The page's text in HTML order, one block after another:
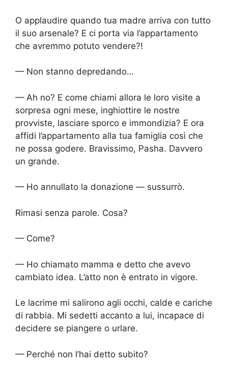
O applaudire quando tua madre arriva con tutto
il suo arsenale? E ci porta via l’appartamento
che avremmo potuto vendere?!
— Non stanno depredando…
— Ah no? E come chiami allora le loro visite a
sorpresa ogni mese, inghiottire le nostre
provviste, lasciare sporco e immondizia? E ora
affidi l’appartamento alla tua famiglia così che
ne possa godere. Bravissimo, Pasha. Davvero
un grande.
— Ho annullato la donazione — sussurrò.
Rimasi senza parole. Cosa?
— Come?
— Ho chiamato mamma e detto che avevo
cambiato idea. L’atto non è entrato in vigore.
Le lacrime mi salirono agli occhi, calde e cariche
di rabbia. Mi sedetti accanto a lui, incapace di
decidere se piangere o urlare.
— Perché non l’hai detto subito?